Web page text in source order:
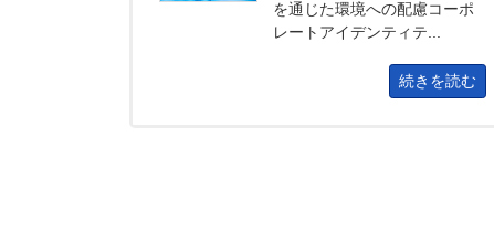
を通じた環境への配慮コーポ
レートアイデンティテ...
続きを読む